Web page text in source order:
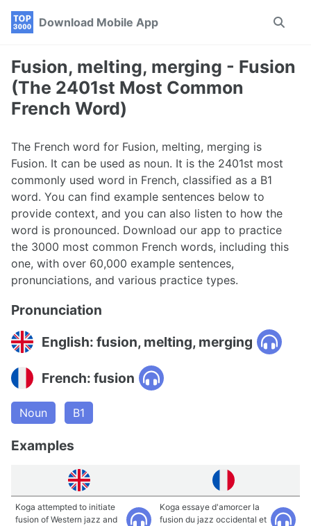
Skip
navigation
Skip
Skip
Download Mobile App
Toggle
Fusion, melting, merging - Fusion
(The 2401st Most Common
French Word)
The French word for Fusion, melting, merging is
Fusion. It can be used as noun. It is the 2401st most
commonly used word in French, classified as a B1
word. You can find example sentences below to
provide context, and you can also listen to how the
word is pronounced. Download our app to practice
the 3000 most common French words, including this
one, with over 60,000 example sentences,
pronunciations, and various practice types.
Pronunciation
English: fusion, melting, merging
French: fusion
Noun B1
Examples
Koga attempted to initiate
fusion of Western jazz and
Koga essaye d'amorcer la
fusion du jazz occidental et